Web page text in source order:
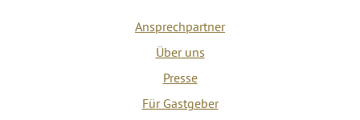
Ansprechpartner
Über uns
Presse
Für Gastgeber